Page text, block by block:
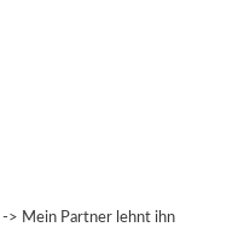
-> Mein Partner lehnt ihn